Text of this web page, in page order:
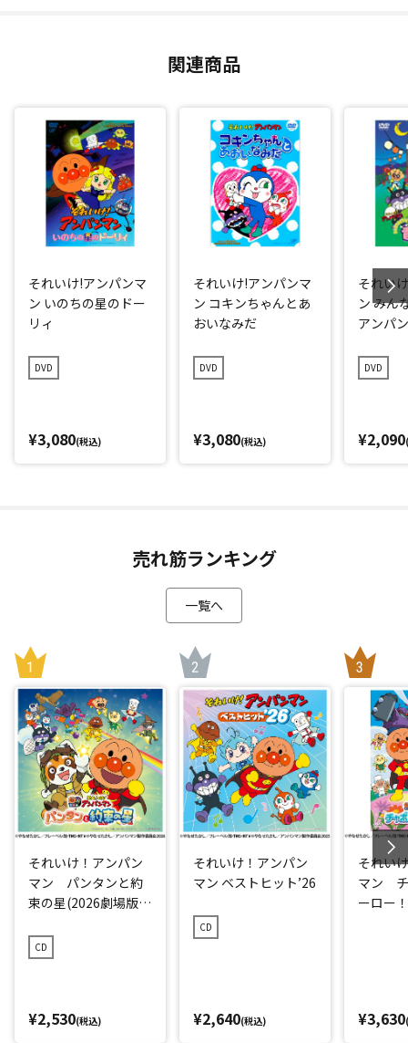
関連商品
それいけ!アンパンマ
ン いのちの星のドー
リィ
DVD
¥3,080(税込)
それいけ!アンパンマ
ン コキンちゃんとあ
おいなみだ
DVD
¥3,080(税込)
それい
ン みん
アンパ
DVD
¥2,090
売れ筋ランキング
一覧へ
それいけ！アンパン
マン パンタンと約
束の星(2026劇場版ベ
CD
¥2,530(税込)
それいけ！アンパン
マン ベストヒット’26
CD
¥2,640(税込)
それい
マン チ
ーロー
¥3,630